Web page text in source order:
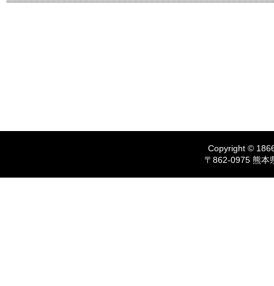
Copyright ©
〒862-0975 熊本